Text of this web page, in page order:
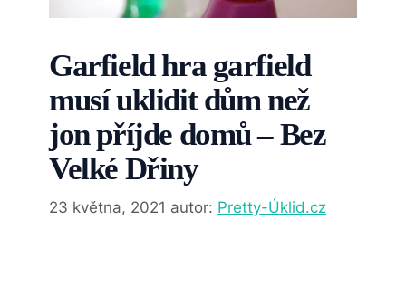
Garfield hra garfield
musí uklidit dům než
jon příjde domů – Bez
Velké Dřiny
23 května, 2021 autor: Pretty-Úklid.cz